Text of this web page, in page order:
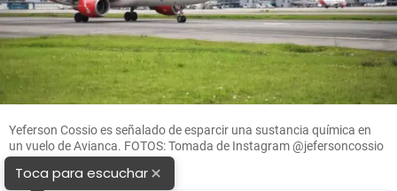
Yeferson Cossio es señalado de esparcir una sustancia química en
un vuelo de Avianca. FOTOS: Tomada de Instagram @jefersoncossio
y Colprensa
Toca para escuchar×